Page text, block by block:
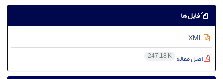
فایل ها
اصل مقاله 247.18 K